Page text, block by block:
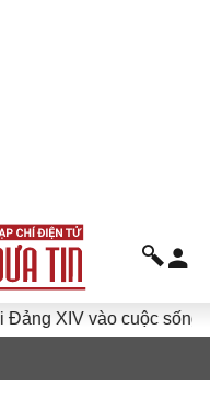
XIV vào cuộc sống